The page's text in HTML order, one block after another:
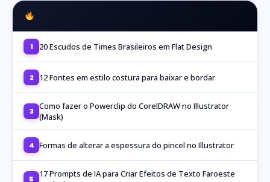
1 20 Escudos de Times Brasileiros em Flat Design
2 12 Fontes em estilo costura para baixar e bordar
3 Como fazer o Powerclip do CorelDRAW no Illustrator
(Mask)
4 Formas de alterar a espessura do pincel no Illustrator
5
17 Prompts de IA para Criar Efeitos de Texto Faroeste